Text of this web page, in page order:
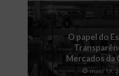
O papel do
Mercados da
maio 19,